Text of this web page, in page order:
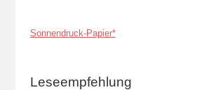
Sonnendruck-Papier*
Leseempfehlung